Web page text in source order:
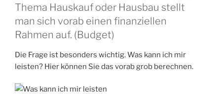
Thema Hauskauf oder Hausbau stellt
man sich vorab einen finanziellen
Rahmen auf. (Budget)
Die Frage ist besonders wichtig. Was kann ich mir
leisten? Hier können Sie das vorab grob berechnen.